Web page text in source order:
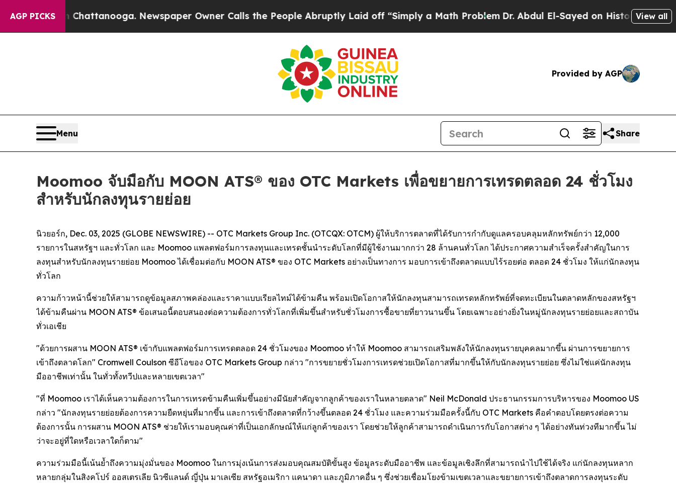
AGP PICKS
in Chattanooga. Newspaper Owner Calls the People Abruptly Laid off “Simply a Math Problem Dr. Abdul El-Sayed on Historic MichiganView all
Provided by AGP
Menu Share
Moomoo จับมือกับ MOON ATS® ของ OTC Markets เพื่อขยายการเทรดตลอด 24 ชั่วโมง
สำหรับนักลงทุนรายย่อย
นิวยอร์ก, Dec. 03, 2025 (GLOBE NEWSWIRE) -- OTC Markets Group Inc. (OTCQX: OTCM) ผู้ให้บริการตลาดที่ได้รับการกำกับดูแลครอบคลุมหลักทรัพย์กว่า 12,000
รายการในสหรัฐฯ และทั่วโลก และ Moomoo แพลตฟอร์มการลงทุนและเทรดชั้นนำระดับโลกที่มีผู้ใช้งานมากกว่า 28 ล้านคนทั่วโลก ได้ประกาศความสำเร็จครั้งสำคัญในการ
ลงทุนสำหรับนักลงทุนรายย่อย Moomoo ได้เชื่อมต่อกับ MOON ATS® ของ OTC Markets อย่างเป็นทางการ มอบการเข้าถึงตลาดแบบไร้รอยต่อ ตลอด 24 ชั่วโมง ให้แก่นักลงทุน
ทั่วโลก
ความก้าวหน้านี้ช่วยให้สามารถดูข้อมูลสภาพคล่องและราคาแบบเรียลไทม์ได้ข้ามคืน พร้อมเปิดโอกาสให้นักลงทุนสามารถเทรดหลักทรัพย์ที่จดทะเบียนในตลาดหลักของสหรัฐฯ
ได้ข้ามคืนผ่าน MOON ATS® ข้อเสนอนี้ตอบสนองต่อความต้องการทั่วโลกที่เพิ่มขึ้นสำหรับชั่วโมงการซื้อขายที่ยาวนานขึ้น โดยเฉพาะอย่างยิ่งในหมู่นักลงทุนรายย่อยและสถาบัน
ทั่วเอเชีย
"ด้วยการผสาน MOON ATS® เข้ากับแพลตฟอร์มการเทรดตลอด 24 ชั่วโมงของ Moomoo ทำให้ Moomoo สามารถเสริมพลังให้นักลงทุนรายบุคคลมากขึ้น ผ่านการขยายการ
เข้าถึงตลาดโลก" Cromwell Coulson ซีอีโอของ OTC Markets Group กล่าว "การขยายชั่วโมงการเทรดช่วยเปิดโอกาสที่มากขึ้นให้กับนักลงทุนรายย่อย ซึ่งไม่ใช่แค่นักลงทุน
มืออาชีพเท่านั้น ในทั่วทั้งทวีปและหลายเขตเวลา"
"ที่ Moomoo เราได้เห็นความต้องการในการเทรดข้ามคืนเพิ่มขึ้นอย่างมีนัยสำคัญจากลูกค้าของเราในหลายตลาด" Neil McDonald ประธานกรรมการบริหารของ Moomoo US
กล่าว "นักลงทุนรายย่อยต้องการความยืดหยุ่นที่มากขึ้น และการเข้าถึงตลาดที่กว้างขึ้นตลอด 24 ชั่วโมง และความร่วมมือครั้งนี้กับ OTC Markets คือคำตอบโดยตรงต่อความ
ต้องการนั้น การผสาน MOON ATS® ช่วยให้เรามอบคุณค่าที่เป็นเอกลักษณ์ให้แก่ลูกค้าของเรา โดยช่วยให้ลูกค้าสามารถดำเนินการกับโอกาสต่าง ๆ ได้อย่างทันท่วงทีมากขึ้น ไม่
ว่าจะอยู่ที่ใดหรือเวลาใดก็ตาม"
ความร่วมมือนี้เน้นย้ำถึงความมุ่งมั่นของ Moomoo ในการมุ่งเน้นการส่งมอบคุณสมบัติขั้นสูง ข้อมูลระดับมืออาชีพ และข้อมูลเชิงลึกที่สามารถนำไปใช้ได้จริง แก่นักลงทุนหลาก
หลายกลุ่มในสิงคโปร์ ออสเตรเลีย นิวซีแลนด์ ญี่ปุ่น มาเลเซีย สหรัฐอเมริกา แคนาดา และภูมิภาคอื่น ๆ ซึ่งช่วยเชื่อมโยงข้ามเขตเวลาและขยายการเข้าถึงตลาดการลงทุนระดับ